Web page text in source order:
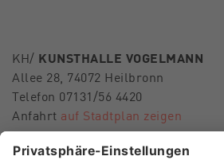
KH/ KUNSTHALLE VOGELMANN
Allee 28, 74072 Heilbronn
Telefon 07131/56 4420
Anfahrt auf Stadtplan zeigen
E-Mailmuseen-hn@heilbronn.de